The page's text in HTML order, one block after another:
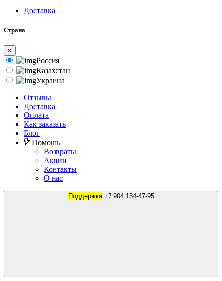
Доставка
Страна
×
Россия
Казахстан
Украина
Отзывы
Доставка
Оплата
Как заказать
Блог
Помощь
Возвраты
Акции
Контакты
О нас
Поддержка +7 904 134-47-95